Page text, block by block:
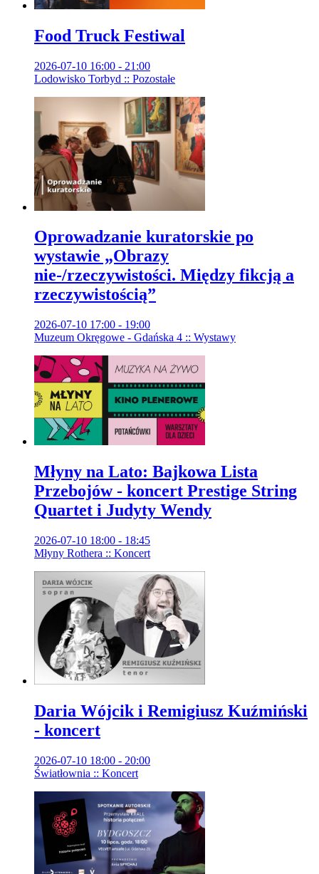
Food Truck Festiwal
2026-07-10 16:00 - 21:00
Lodowisko Torbyd :: Pozostałe
Oprowadzanie kuratorskie po
wystawie „Obrazy
nie-/rzeczywistości. Między fikcją a
rzeczywistością”
2026-07-10 17:00 - 19:00
Muzeum Okręgowe - Gdańska 4 :: Wystawy
Młyny na Lato: Bajkowa Lista
Przebojów - koncert Prestige String
Quartet i Judyty Wendy
2026-07-10 18:00 - 18:45
Młyny Rothera :: Koncert
Daria Wójcik i Remigiusz Kuźmiński
- koncert
2026-07-10 18:00 - 20:00
Światłownia :: Koncert